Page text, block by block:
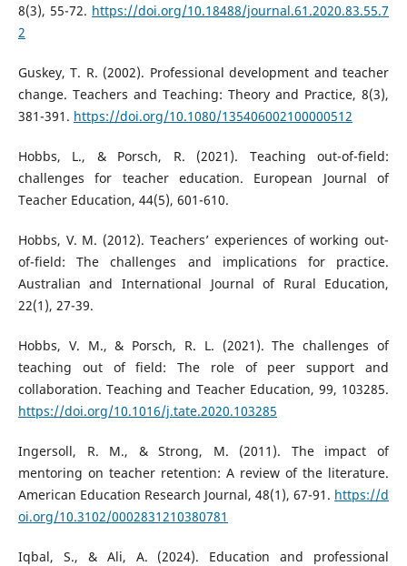
8(3), 55-72. https://doi.org/10.18488/journal.61.2020.83.55.7
2
Guskey, T. R. (2002). Professional development and teacher
change. Teachers and Teaching: Theory and Practice, 8(3),
381-391. https://doi.org/10.1080/135406002100000512
Hobbs, L., & Porsch, R. (2021). Teaching out-of-field:
challenges for teacher education. European Journal of
Teacher Education, 44(5), 601-610.
Hobbs, V. M. (2012). Teachers’ experiences of working out-
of-field: The challenges and implications for practice.
Australian and International Journal of Rural Education,
22(1), 27-39.
Hobbs, V. M., & Porsch, R. L. (2021). The challenges of
teaching out of field: The role of peer support and
collaboration. Teaching and Teacher Education, 99, 103285.
https://doi.org/10.1016/j.tate.2020.103285
Ingersoll, R. M., & Strong, M. (2011). The impact of
mentoring on teacher retention: A review of the literature.
American Education Research Journal, 48(1), 67-91. https://d
oi.org/10.3102/0002831210380781
Iqbal, S., & Ali, A. (2024). Education and professional